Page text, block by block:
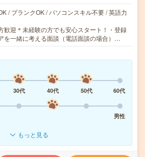
/ ブランクOK / パソコンスキル不要 / 英語力
歓迎＊未経験の方でも安心スタート！・登録
を一緒に考える面談（電話面談の場合）…
30代 40代 50代
60代
男性
もっと見る